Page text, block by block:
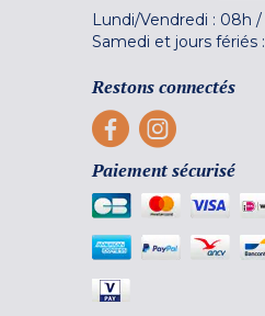
Lundi/Vendredi : 08h /
Samedi et jours fériés :
Restons connectés
Paiement sécurisé